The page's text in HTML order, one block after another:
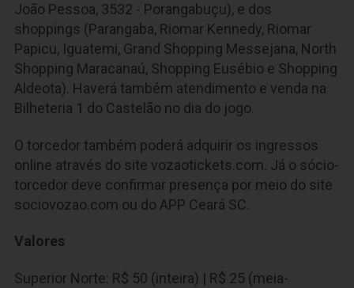
João Pessoa, 3532 - Porangabuçu), e dos
shoppings (Parangaba, Riomar Kennedy, Riomar
Papicu, Iguatemi, Grand Shopping Messejana, North
Shopping Maracanaú, Shopping Eusébio e Shopping
Aldeota). Haverá também atendimento e venda na
Bilheteria 1 do Castelão no dia do jogo.
O torcedor também poderá adquirir os ingressos
online através do site vozaotickets.com. Já o sócio-
torcedor deve confirmar presença por meio do site
sociovozao.com ou do APP Ceará SC.
Valores
Superior Norte: R$ 50 (inteira) | R$ 25 (meia-